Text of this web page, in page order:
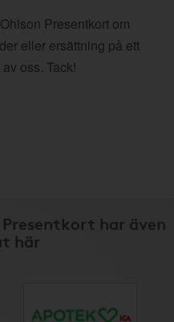
Presentkort om
eller ersättning på ett
oss. Tack!
har även
här